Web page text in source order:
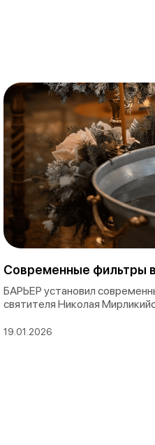
Современные фильтры
БАРЬЕР установил
святителя Николая
19.01.2026